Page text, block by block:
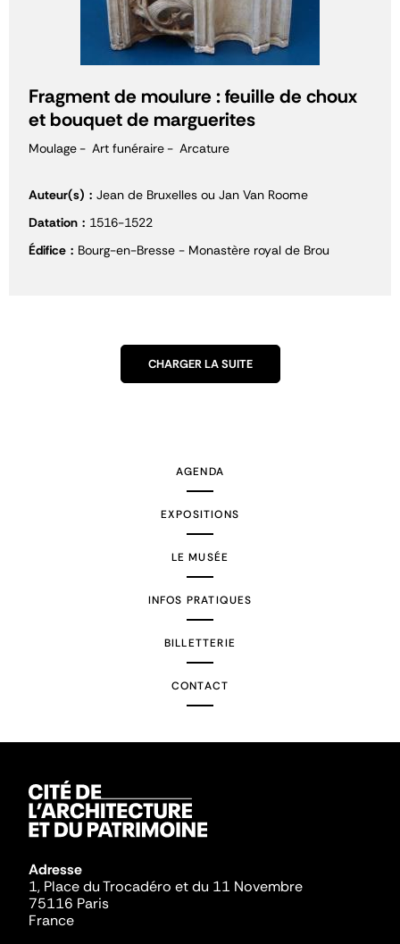
Fragment de moulure : feuille de choux
et bouquet de marguerites
Moulage Art funéraire Arcature
Auteur(s)
Jean de Bruxelles ou Jan Van Roome
Datation
1516-1522
Édifice
Bourg-en-Bresse - Monastère royal de Brou
CHARGER LA SUITE
AGENDA
EXPOSITIONS
LE MUSÉE
INFOS PRATIQUES
BILLETTERIE
CONTACT
Adresse
1, Place du Trocadéro et du 11 Novembre
75116 Paris
France